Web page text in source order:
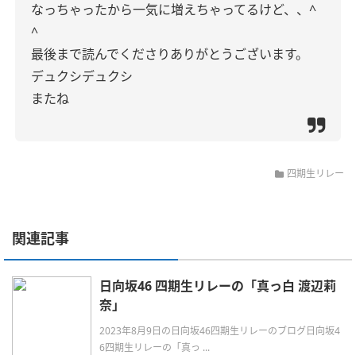
なっちゃったから一気に増えちゃってるけど、、^
^
最後まで読んでくださりありがとうございます。
デュクシデュクシ
またね
四期生リレー
関連記事
日向坂46 四期生リレーの「真っ白 渡辺莉
奈」
2023年8月9日の日向坂46四期生リレーのブログ日向坂4
6四期生リレーの「真っ ...